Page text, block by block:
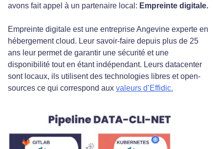
avons fait appel à un partenaire local: Empreinte digitale.
Empreinte digitale est une entreprise Angevine experte en
hébergement cloud. Leur savoir-faire depuis plus de 25
ans leur permet de garantir une sécurité et une
disponibilité tout en étant indépendant. Leurs datacenter
sont locaux, ils utilisent des technologies libres et open-
sources ce qui correspond aux valeurs d’Effidic.